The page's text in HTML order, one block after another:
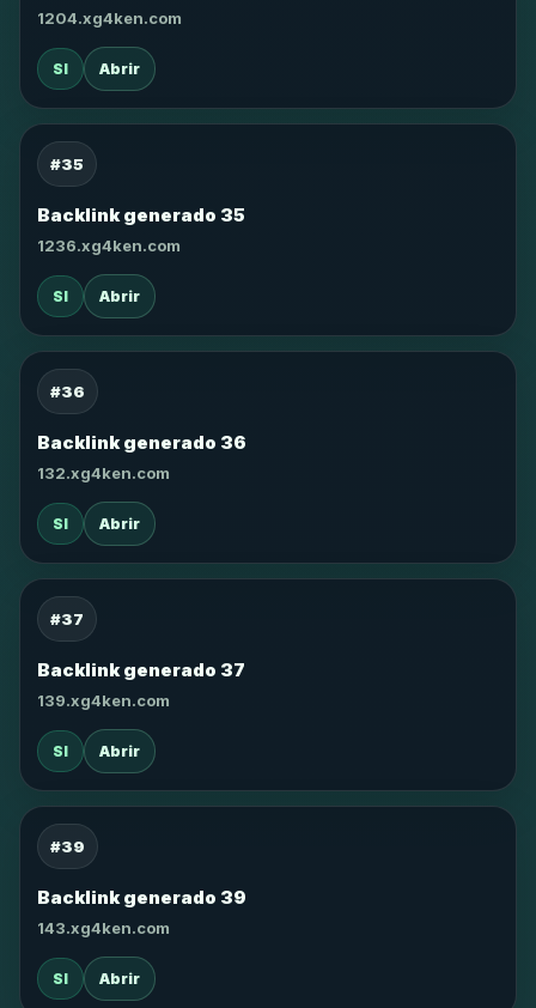
1204.xg4ken.com
SI Abrir
#35
Backlink generado 35
1236.xg4ken.com
SI Abrir
#36
Backlink generado 36
132.xg4ken.com
SI Abrir
#37
Backlink generado 37
139.xg4ken.com
SI Abrir
#39
Backlink generado 39
143.xg4ken.com
SI Abrir